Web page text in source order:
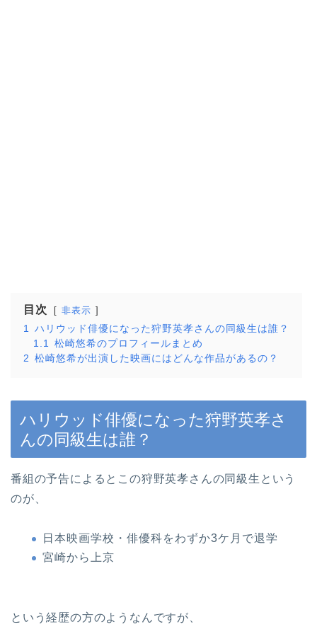
目次 非表示
1
ハリウッド俳優になった狩野英孝さんの同級生は誰？
1.1
松崎悠希のプロフィールまとめ
2 松崎悠希が出演した映画にはどんな作品があるの？
ハリウッド俳優になった狩野英孝さ
んの同級生は誰？
番組の予告によるとこの狩野英孝さんの同級生という
のが、
日本映画学校・俳優科をわずか3ケ月で退学
宮崎から上京
という経歴の方のようなんですが、